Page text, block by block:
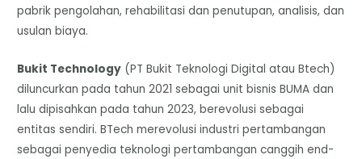
pabrik pengolahan, rehabilitasi dan penutupan, analisis, dan
usulan biaya.
Bukit Technology (PT Bukit Teknologi Digital atau Btech)
diluncurkan pada tahun 2021 sebagai unit bisnis BUMA dan
lalu dipisahkan pada tahun 2023, berevolusi sebagai
entitas sendiri. BTech merevolusi industri pertambangan
sebagai penyedia teknologi pertambangan canggih end-